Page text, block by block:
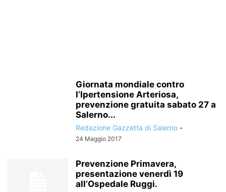
Giornata mondiale contro
l’Ipertensione Arteriosa,
prevenzione gratuita sabato 27 a
Salerno...
Redazione Gazzetta di Salerno -
24 Maggio 2017
Prevenzione Primavera,
presentazione venerdì 19
all’Ospedale Ruggi.